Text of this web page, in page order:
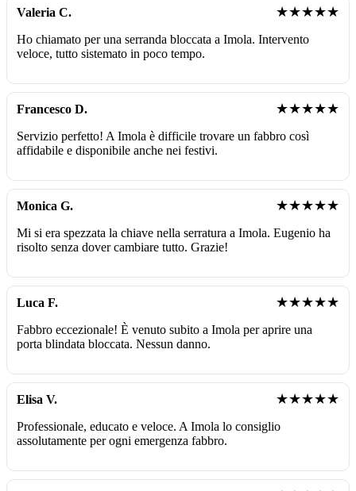
Valeria C. ★★★★★
Ho chiamato per una serranda bloccata a Imola. Intervento
veloce, tutto sistemato in poco tempo.
Francesco D. ★★★★★
Servizio perfetto! A Imola è difficile trovare un fabbro così
affidabile e disponibile anche nei festivi.
Monica G. ★★★★★
Mi si era spezzata la chiave nella serratura a Imola. Eugenio ha
risolto senza dover cambiare tutto. Grazie!
Luca F. ★★★★★
Fabbro eccezionale! È venuto subito a Imola per aprire una
porta blindata bloccata. Nessun danno.
Elisa V. ★★★★★
Professionale, educato e veloce. A Imola lo consiglio
assolutamente per ogni emergenza fabbro.